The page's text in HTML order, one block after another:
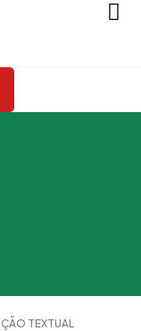
TEXTUAL